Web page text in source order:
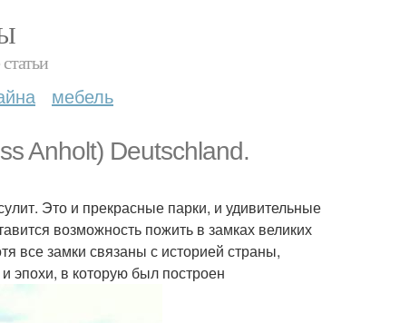
мебель
Anholt) Deutschland.
Это и прекрасные парки, и удивительные
возможность пожить в замках великих
все замки связаны с историей страны,
эпохи, в которую был построен